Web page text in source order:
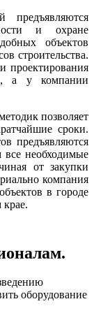
предъявляются
и охране
объектов
строительства.
проектирования
а у компании
позволяет
сроки.
предъявляются
необходимые
от закупки
компания
в городе
крае.
оборудование